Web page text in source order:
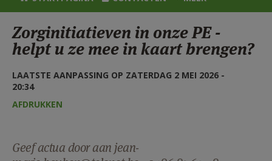
ZOEKEN
HULP
AANMELDEN OF REGISTREREN
Zorginitiatieven in onze PE -
helpt u ze mee in kaart brengen?
LAATSTE AANPASSING OP ZATERDAG 2 MEI 2026 -
20:34
AFDRUKKEN
Geef actua door aan jean-